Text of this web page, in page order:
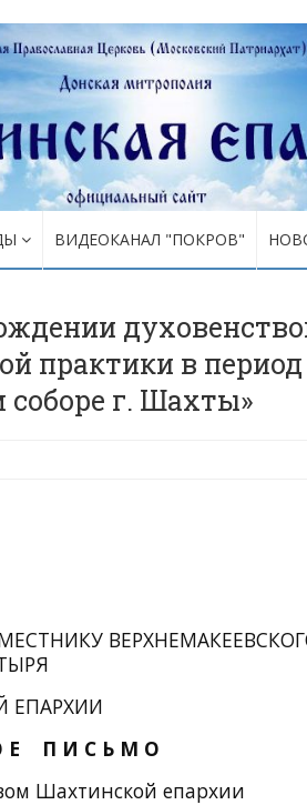
ВИДЕОКАНАЛ "ПОКРОВ"
практики в период
г. Шахты»
ЕПАРХИИ
Е П И С Ь М О
Шахтинской епархии